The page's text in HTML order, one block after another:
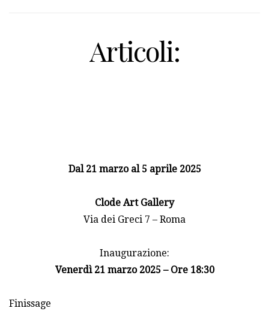
Articoli:
Dal 21 marzo al 5 aprile 2025
Clode Art Gallery
Via dei Greci 7 – Roma
Inaugurazione:
Venerdì 21 marzo 2025 – Ore 18:30
Finissage